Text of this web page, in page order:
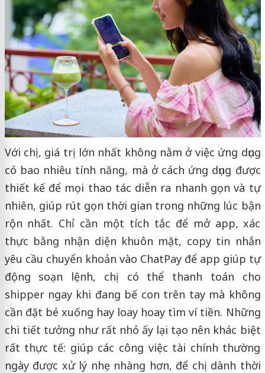
Với chị, giá trị lớn nhất không nằm ở việc ứng dụng
có bao nhiêu tính năng, mà ở cách ứng dụng được
thiết kế để mọi thao tác diễn ra nhanh gọn và tự
nhiên, giúp rút gọn thời gian trong những lúc bận
rộn nhất. Chỉ cần một tích tắc để mở app, xác
thực bằng nhận diện khuôn mặt, copy tin nhắn
yêu cầu chuyển khoản vào ChatPay để app giúp tự
động soạn lệnh, chị có thể thanh toán cho
shipper ngay khi đang bế con trên tay mà không
cần đặt bé xuống hay loay hoay tìm ví tiền. Những
chi tiết tưởng như rất nhỏ ấy lại tạo nên khác biệt
rất thực tế: giúp các công việc tài chính thường
ngày được xử lý nhẹ nhàng hơn, để chị dành thời